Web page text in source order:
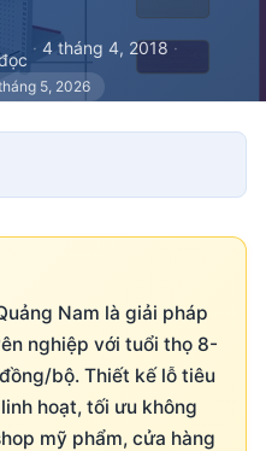
· 4 tháng 4, 2018 ·
5, 2026
Nam là giải pháp
nghiệp với tuổi thọ 8-
bộ. Thiết kế lỗ tiêu
hoạt, tối ưu không
mỹ phẩm, cửa hàng